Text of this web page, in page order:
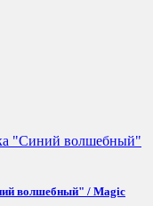
волшебный" / Magic